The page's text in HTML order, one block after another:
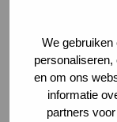
We
en om ons
informatie
partners